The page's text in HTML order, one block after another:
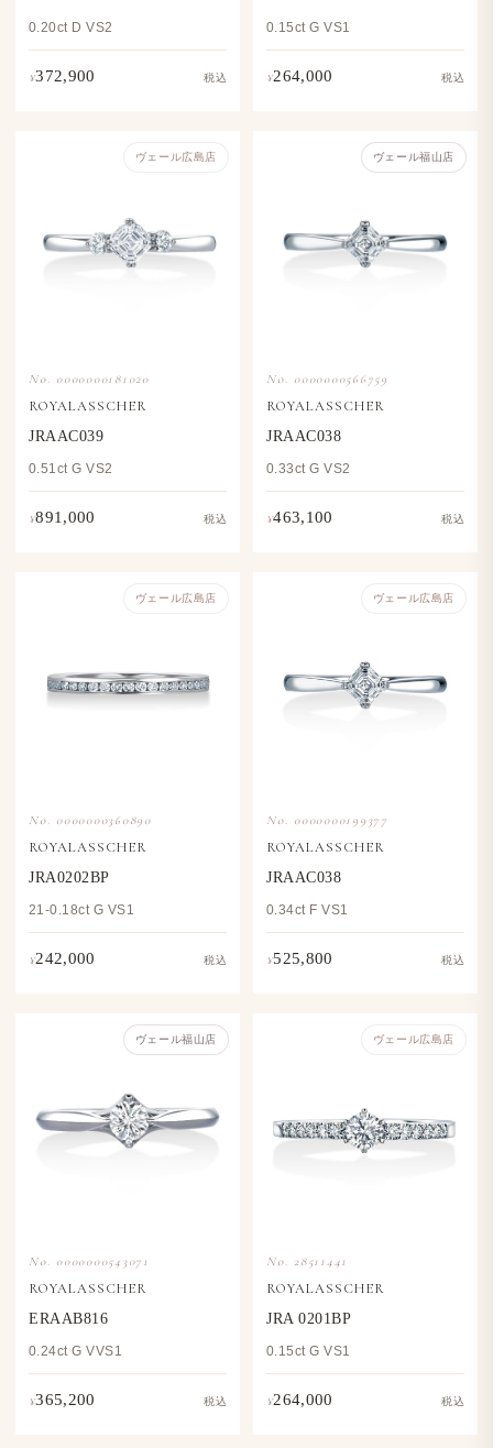
0.20ct D VS2
¥372,900 税込
0.15ct G VS1
¥264,000 税込
ヴェール​広島店
No. 0000000181020
ROYALASSCHER
JRAAC039
0.51ct G VS2
¥891,000 税込
ヴェール福山店
No. 0000000566759
ROYALASSCHER
JRAAC038
0.33ct G VS2
¥463,100 税込
ヴェール​広島店
No. 0000000360890
ROYALASSCHER
JRA0202BP
21-0.18ct G VS1
¥242,000 税込
ヴェール​広島店
No. 0000000199377
ROYALASSCHER
JRAAC038
0.34ct F VS1
¥525,800 税込
ヴェール福山店
No. 0000000543071
ROYALASSCHER
ERAAB816
0.24ct G VVS1
¥365,200 税込
ヴェール​広島店
No. 28511441
ROYALASSCHER
JRA 0201BP
0.15ct G VS1
¥264,000 税込